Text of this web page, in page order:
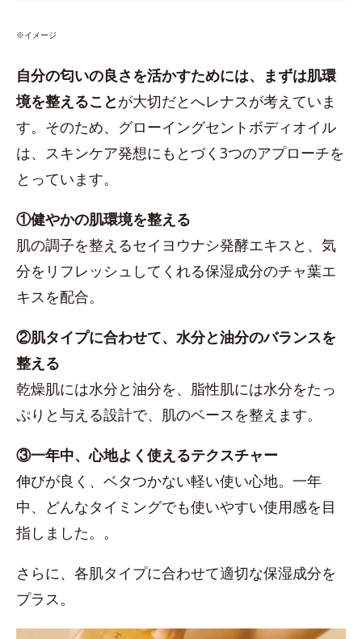
※イメージ
自分の匂いの良さを活かすためには、まずは肌環
境を整えることが大切だとへレナスが考えていま
す。そのため、グローイングセントボディオイル
は、スキンケア発想にもとづく3つのアプローチを
とっています。
①健やかの肌環境を整える
肌の調子を整えるセイヨウナシ発酵エキスと、気
分をリフレッシュしてくれる保湿成分のチャ葉エ
キスを配合。
②肌タイプに合わせて、水分と油分のバランスを
整える
乾燥肌には水分と油分を、脂性肌には水分をたっ
ぷりと与える設計で、肌のベースを整えます。
③一年中、心地よく使えるテクスチャー
伸びが良く、ベタつかない軽い使い心地。一年
中、どんなタイミングでも使いやすい使用感を目
指しました。。
さらに、各肌タイプに合わせて適切な保湿成分を
プラス。